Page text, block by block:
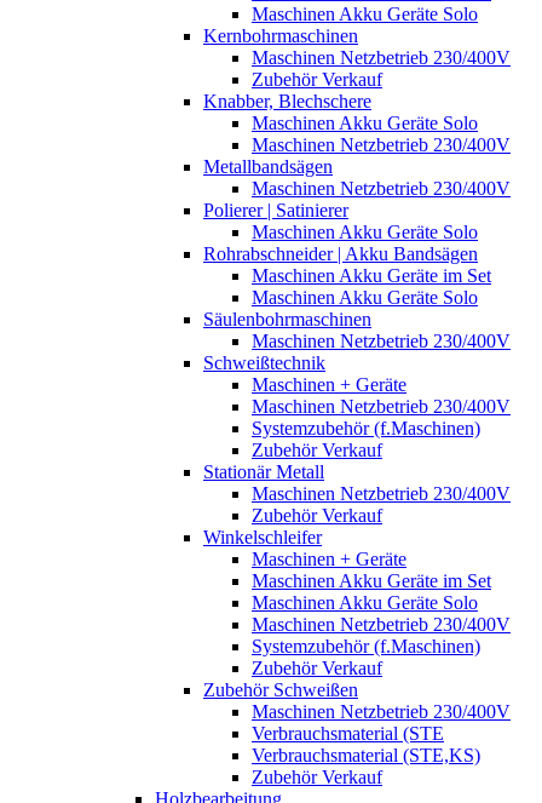
Maschinen Akku Geräte Solo
Kernbohrmaschinen
Maschinen Netzbetrieb 230/400V
Zubehör Verkauf
Knabber, Blechschere
Maschinen Akku Geräte Solo
Maschinen Netzbetrieb 230/400V
Metallbandsägen
Maschinen Netzbetrieb 230/400V
Polierer | Satinierer
Maschinen Akku Geräte Solo
Rohrabschneider | Akku Bandsägen
Maschinen Akku Geräte im Set
Maschinen Akku Geräte Solo
Säulenbohrmaschinen
Maschinen Netzbetrieb 230/400V
Schweißtechnik
Maschinen + Geräte
Maschinen Netzbetrieb 230/400V
Systemzubehör (f.Maschinen)
Zubehör Verkauf
Stationär Metall
Maschinen Netzbetrieb 230/400V
Zubehör Verkauf
Winkelschleifer
Maschinen + Geräte
Maschinen Akku Geräte im Set
Maschinen Akku Geräte Solo
Maschinen Netzbetrieb 230/400V
Systemzubehör (f.Maschinen)
Zubehör Verkauf
Zubehör Schweißen
Maschinen Netzbetrieb 230/400V
Verbrauchsmaterial (STE
Verbrauchsmaterial (STE,KS)
Zubehör Verkauf
Holzbearbeitung